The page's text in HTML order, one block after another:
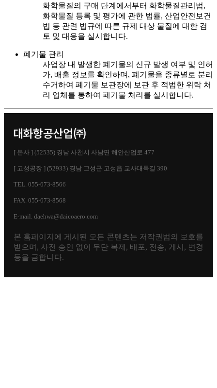
화학물질의 구매 단계에서부터 화학물질관리법,
화학물질 등록 및 평가에 관한 법률, 산업안전보건
법 등 관련 법규에 따른 규제 대상 물질에 대한 검
토 및 대응을 실시합니다.
폐기물 관리
사업장 내 발생한 폐기물의 신규 발생 여부 및 인허
가, 배출 정보를 확인하며, 폐기물을 종류별로 분리
수거하여 폐기물 보관장에 보관 후 적법한 위탁 처
리 업체를 통하여 폐기물 처리를 실시합니다.
[ 본사 ] (52535) 경남 사천시 사남면 해안산업로 477
[ 고성공장 ] (52933) 경남 고성군 고성읍 교사대독길 390
TEL. 055-673-8566
FAX. 055-673-8568
E-mail. daehwa@daicoaero.com
본 홈페이지에 게시된 모든 콘텐츠는 저작권법의 보호를
받으며, 사전 승인 없이 무단 복제, 배포, 전송, 게시, 변경
등을 금합니다.